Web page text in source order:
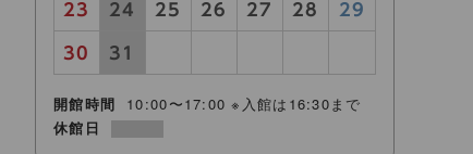
23 24 25 26 27 28 29
30 31
開館時間
10:00〜17:00 ※入館は16:30まで
休館日